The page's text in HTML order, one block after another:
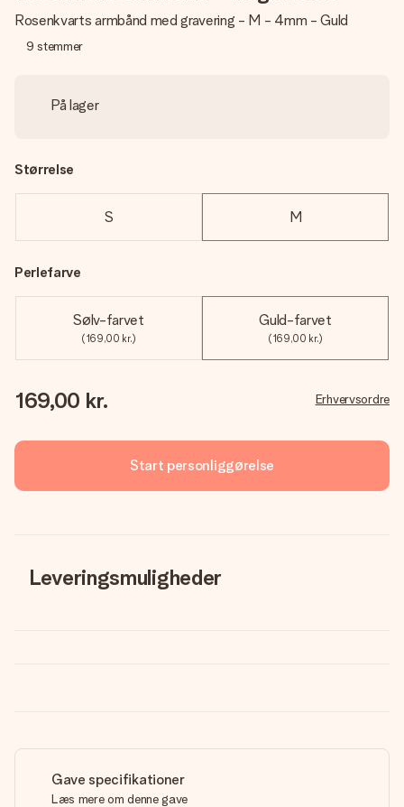
Rosenkvarts armbånd med gravering - M - 4mm - Guld
9 stemmer
På lager
Størrelse
S M
Perlefarve
Sølv-farvet
(169,00 kr.)
Guld-farvet
(169,00 kr.)
169,00 kr. Erhvervsordre
Start personliggørelse
Leveringsmuligheder
Gave specifikationer
Læs mere om denne gave